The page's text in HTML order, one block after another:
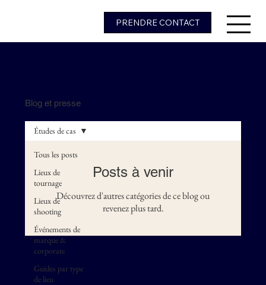
PRENDRE CONTACT
Blog et presse
Tous les posts
Lieux de
tournage
Lieux de
shooting
Événements de
marque &
corporate
Guides par type
de lieu
Études de cas
Posts à venir
Découvrez d'autres catégories de ce blog ou
revenez plus tard.